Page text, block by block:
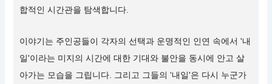
합적인 시간관을 탐색합니다.
이야기는 주인공들이 각자의 선택과 운명적인 인연 속에서 '내
일'이라는 미지의 시간에 대한 기대와 불안을 동시에 안고 살
아가는 모습을 그립니다. 그리고 그들의 '내일'은 다시 누군가